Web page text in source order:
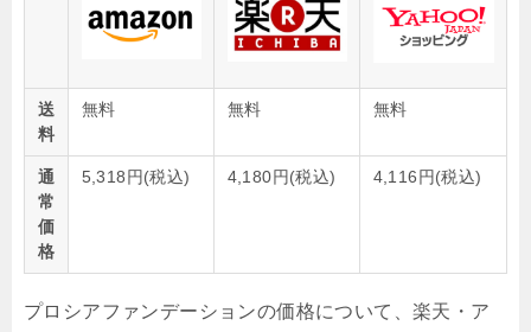
送
料
無料 無料 無料
通
常
価
格
5,318円(税込) 4,180円(税込) 4,116円(税込)
プロシアファンデーションの価格について、楽天・ア